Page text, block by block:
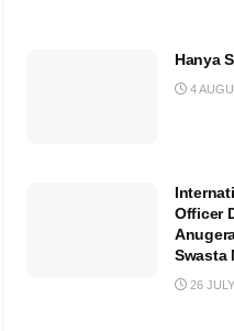
Hanya
4
Officer
Swasta
26